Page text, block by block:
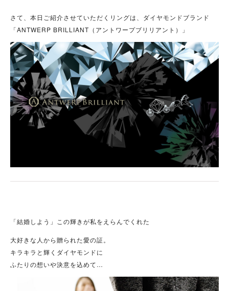
さて、本日ご紹介させていただくリングは、ダイヤモンドブランド
「ANTWERP BRILLIANT（アントワープブリリアント）」
「結婚しよう」この輝きが私をえらんでくれた
大好きな人から贈られた愛の証。
キラキラと輝くダイヤモンドに
ふたりの想いや決意を込めて…